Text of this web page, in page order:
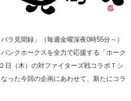
ラ見聞録」（毎週金曜深夜0時55分～）
ンクホークスを全力で応援する「ホーク
日（木）の対ファイターズ戦コラボＴシ
った今回の企画にあわせて、新たにコラ